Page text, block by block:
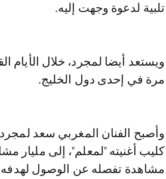
تلبية لدعوة وجهت إليه.
ويستعد أيضا لمجرد، خلال
مرة في إحدى دول الخليج.
وأصبح الفنان المغربي سعد
كليب أغنيته "لمعلم"، إلى مليار
مشاهدة تفصله عن الوصول